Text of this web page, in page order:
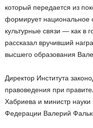
который передается из
формирует национальное
культурные связи — как в
рассказал вручивший
высшего образования
Директор Института
правоведения при
Хабриева и министр
Федерации Валерий